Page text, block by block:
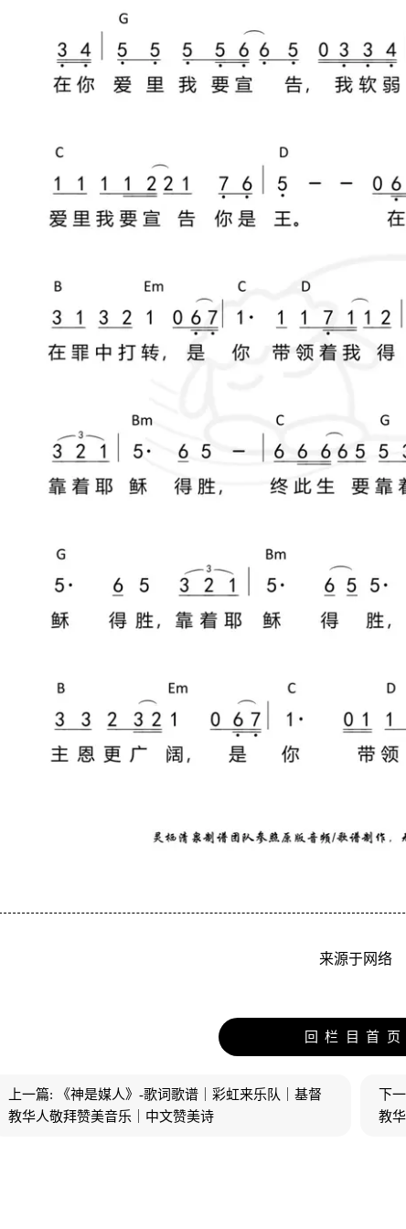
来源于网络
回栏目首页
上一篇:
《神是媒人》-歌词歌谱｜彩虹来乐队｜基督
教华人敬拜赞美音乐｜中文赞美诗
下
教